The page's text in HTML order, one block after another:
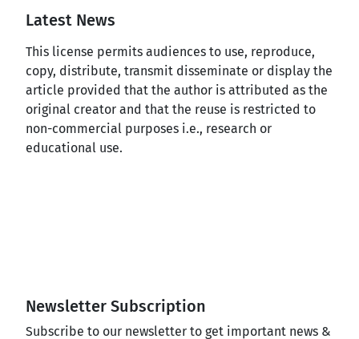
Latest News
This license permits audiences to use, reproduce,
copy, distribute, transmit disseminate or display the
article provided that the author is attributed as the
original creator and that the reuse is restricted to
non-commercial purposes i.e., research or
educational use.
Newsletter Subscription
Subscribe to our newsletter to get important news &